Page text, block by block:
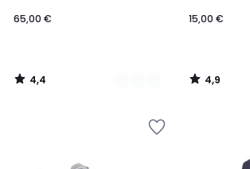
65,00 €
4,4
/
15,00 €
4,9
/